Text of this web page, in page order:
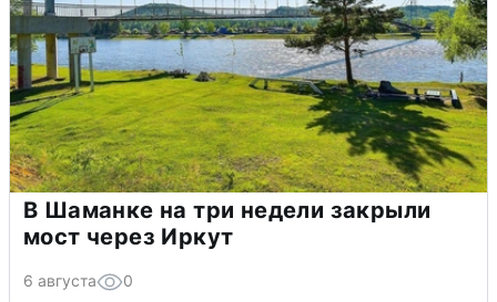
В Шаманке на три недели закрыли
мост через Иркут
6 августа 0